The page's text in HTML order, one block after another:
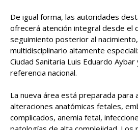
De igual forma, las autoridades
ofrecerá atención integral desde el
seguimiento posterior al
multidisciplinario altamente
Ciudad Sanitaria Luis Eduardo
referencia nacional.
La nueva área está preparada para
alteraciones anatómicas fetales,
complicados, anemia fetal,